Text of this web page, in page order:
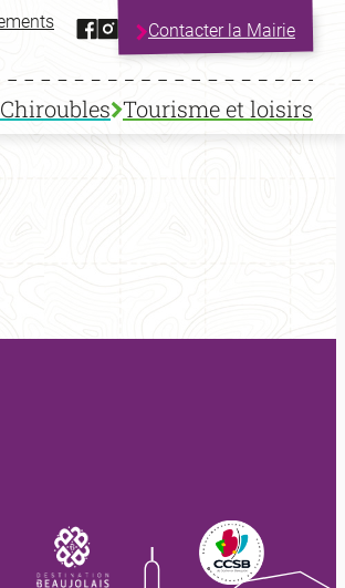
Facebook
Instagram
Contacter la Mairie
Tourisme et loisirs